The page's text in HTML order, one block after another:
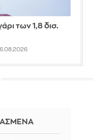
των 1,8 δισ.